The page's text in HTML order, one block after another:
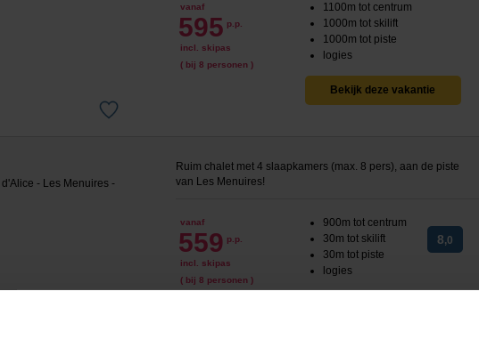
vanaf
595 p.p.
incl. skipas
( bij 8 personen )
1100m tot centrum
1000m tot skilift
1000m tot piste
logies
Bekijk deze vakantie
Ruim chalet met 4 slaapkamers (max. 8 pers), aan de piste
van Les Menuires!
vanaf
559 p.p.
incl. skipas
( bij 8 personen )
900m tot centrum
30m tot skilift
30m tot piste
logies
8,0